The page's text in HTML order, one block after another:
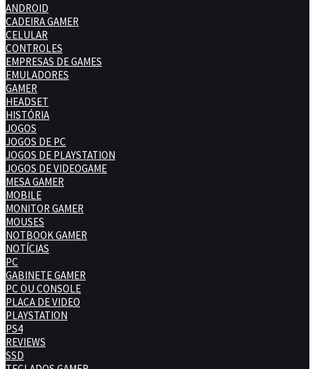
ANDROID
CADEIRA GAMER
CELULAR
CONTROLES
EMPRESAS DE GAMES
EMULADORES
GAMER
HEADSET
HISTÓRIA
JOGOS
JOGOS DE PC
JOGOS DE PLAYSTATION
JOGOS DE VIDEOGAME
MESA GAMER
MOBILE
MONITOR GAMER
MOUSES
NOTBOOK GAMER
NOTÍCIAS
PC
GABINETE GAMER
PC OU CONSOLE
PLACA DE VIDEO
PLAYSTATION
PS4
REVIEWS
SSD